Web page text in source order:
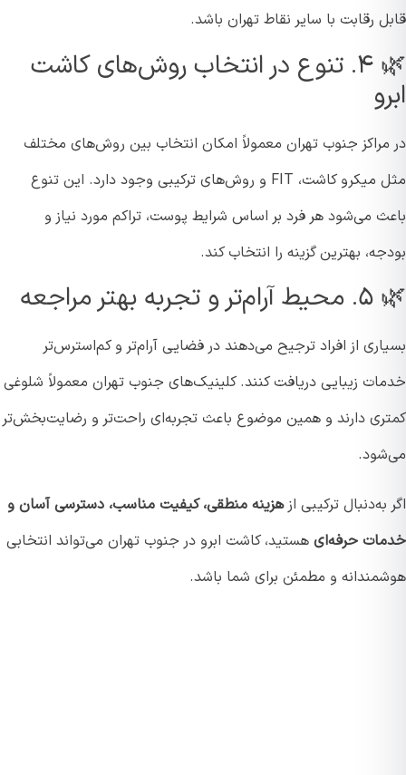
رقابت با سایر نقاط تهران باشد.
🌿 ۴. تنوع در انتخاب روش‌های کاشت
جنوب تهران معمولاً امکان انتخاب بین روش‌های مختلف
مثل میکرو کاشت، FIT و روش‌های ترکیبی وجود دارد. این تنوع
می‌شود هر فرد بر اساس شرایط پوست، تراکم مورد نیاز و
بهترین گزینه را انتخاب کند.
مراجعه
از افراد ترجیح می‌دهند در فضایی آرام‌تر و کم‌استرس‌تر
زیبایی دریافت کنند. کلینیک‌های جنوب تهران معمولاً شلوغی
دارند و همین موضوع باعث تجربه‌ای راحت‌تر و رضایت‌بخش‌تر
ترکیبی ازهزینه منطقی، کیفیت مناسب، دسترسی آسان و
حرفه‌ایهستید، کاشت ابرو در جنوب تهران می‌تواند انتخابی
و مطمئن برای شما باشد.